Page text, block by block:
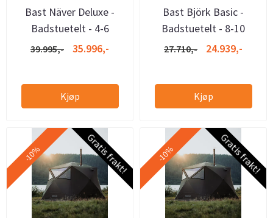
Bast Näver Deluxe -
Badstuetelt - 4-6
personer
39.995,- 35.996,-
Kjøp
Bast Björk Basic -
Badstuetelt - 8-10
personer
27.710,- 24.939,-
Kjøp
Gratis frakt!
-10% Gratis frakt!
-10%